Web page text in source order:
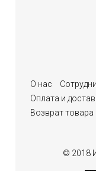
О нас
Оплата и
Возврат товара
© 2018